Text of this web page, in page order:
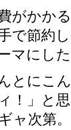
がかか
で節約
マにした
とにこ
！」と
ャ次第。